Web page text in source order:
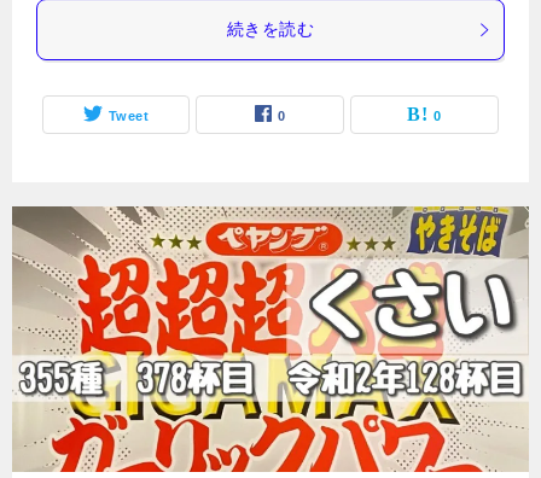
続きを読む
Tweet 0 0